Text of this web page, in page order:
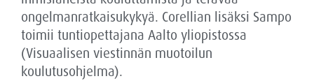
ongelmanratkaisukykyä. Corellian lisäksi Sampo
toimii tuntiopettajana Aalto yliopistossa
(Visuaalisen viestinnän muotoilun
koulutusohjelma).